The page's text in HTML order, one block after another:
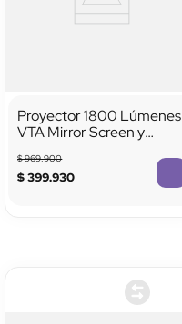
Proyector 1800 Lúmenes
VTA Mirror Screen y
$969.900
$399.930